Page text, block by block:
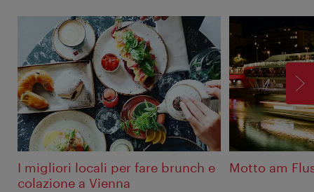
I migliori locali per fare brunch e
colazione a Vienna
Motto am